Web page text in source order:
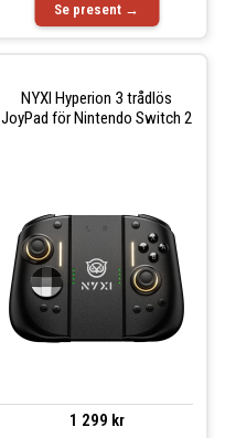
Se present →
NYXI Hyperion 3 trådlös
JoyPad för Nintendo Switch 2
1 299 kr